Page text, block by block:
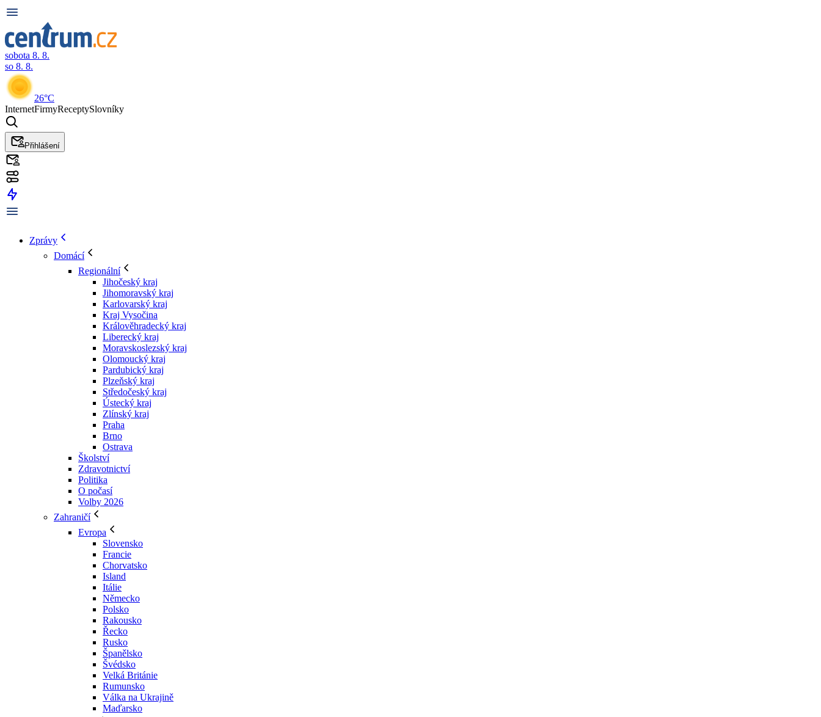
sobota 8. 8.
so 8. 8.
26°C
InternetFirmyReceptySlovníky
Přihlášení
Zprávy
Domácí
Regionální
Jihočeský kraj
Jihomoravský kraj
Karlovarský kraj
Kraj Vysočina
Králověhradecký kraj
Liberecký kraj
Moravskoslezský kraj
Olomoucký kraj
Pardubický kraj
Plzeňský kraj
Středočeský kraj
Ústecký kraj
Zlínský kraj
Praha
Brno
Ostrava
Školství
Zdravotnictví
Politika
O počasí
Volby 2026
Zahraničí
Evropa
Slovensko
Francie
Chorvatsko
Island
Itálie
Německo
Polsko
Rakousko
Řecko
Rusko
Španělsko
Švédsko
Velká Británie
Rumunsko
Válka na Ukrajině
Maďarsko